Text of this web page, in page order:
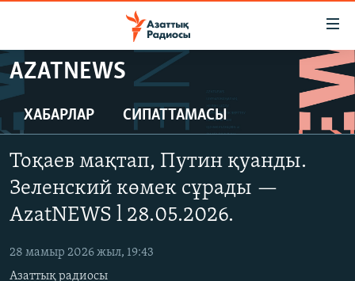
Skip
to
main
content
to
main
Skip
Search
САЯСАТ
ҚАҢТАР ОҚИҒАСЫ
АДАМ ҚҰҚЫҚТАРЫ
ӘЛЕМ
AZATNEWS
ХАБАРЛАР СИПАТТАМАСЫ
Тоқаев мақтап, Путин қуанды.
Зеленский көмек сұрады —
AzatNEWS l 28.05.2026.
28 мамыр 2026 жыл, 19:43
Азаттық радиосы